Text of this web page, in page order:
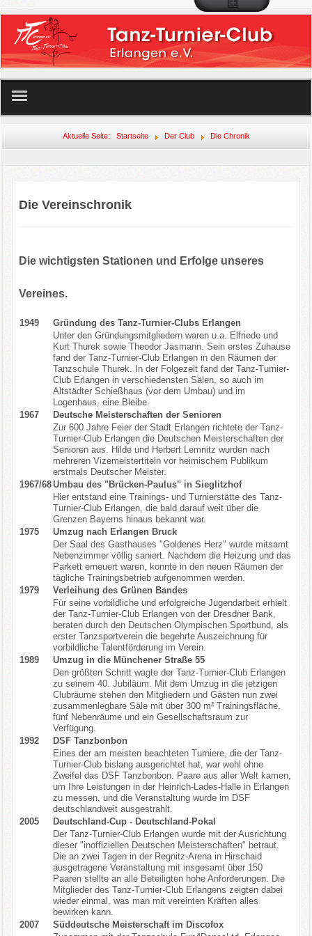
Der Club
Veranstaltungen
Links
Kontakt
Impressum/Datenschutz
Aktuelle Seite: Startseite Der Club Die Chronik
Die Vereinschronik
Die wichtigsten Stationen und Erfolge unseres
Vereines.
1949
Gründung des Tanz-Turnier-Clubs Erlangen
Unter den Gründungsmitgliedern waren u.a. Elfriede und
Kurt Thurek sowie Theodor Jasmann. Sein erstes Zuhause
fand der Tanz-Turnier-Club Erlangen in den Räumen der
Tanzschule Thurek. In der Folgezeit fand der Tanz-Turnier-
Club Erlangen in verschiedensten Sälen, so auch im
Altstädter Schießhaus (vor dem Umbau) und im
Logenhaus, eine Bleibe.
1967
Deutsche Meisterschaften der Senioren
Zur 600 Jahre Feier der Stadt Erlangen richtete der Tanz-
Turnier-Club Erlangen die Deutschen Meisterschaften der
Senioren aus. Hilde und Herbert Lemnitz wurden nach
mehreren Vizemeistertiteln vor heimischem Publikum
erstmals Deutscher Meister.
1967/68Umbau des "Brücken-Paulus" in Sieglitzhof
Hier entstand eine Trainings- und Turnierstätte des Tanz-
Turnier-Club Erlangen, die bald darauf weit über die
Grenzen Bayerns hinaus bekannt war.
1975
Umzug nach Erlangen Bruck
Der Saal des Gasthauses "Goldenes Herz" wurde mitsamt
Nebenzimmer völlig saniert. Nachdem die Heizung und das
Parkett erneuert waren, konnte in den neuen Räumen der
tägliche Trainingsbetrieb aufgenommen werden.
1979
Verleihung des Grünen Bandes
Für seine vorbildliche und erfolgreiche Jugendarbeit erhielt
der Tanz-Turnier-Club Erlangen von der Dresdner Bank,
beraten durch den Deutschen Olympischen Sportbund, als
erster Tanzsportverein die begehrte Auszeichnung für
vorbildliche Talentförderung im Verein.
1989
Umzug in die Münchener Straße 55
Den größten Schritt wagte der Tanz-Turnier-Club Erlangen
zu seinem 40. Jubiläum. Mit dem Umzug in die jetzigen
Clubräume stehen den Mitgliedern und Gästen nun zwei
zusammenlegbare Säle mit über 300 m² Trainingsfläche,
fünf Nebenräume und ein Gesellschaftsraum zur
Verfügung.
1992
DSF Tanzbonbon
Eines der am meisten beachteten Turniere, die der Tanz-
Turnier-Club bislang ausgerichtet hat, war wohl ohne
Zweifel das DSF Tanzbonbon. Paare aus aller Welt kamen,
um Ihre Leistungen in der Heinrich-Lades-Halle in Erlangen
zu messen, und die Veranstaltung wurde im DSF
deutschlandweit ausgestrahlt.
2005
Deutschland-Cup - Deutschland-Pokal
Der Tanz-Turnier-Club Erlangen wurde mit der Ausrichtung
dieser "inoffiziellen Deutschen Meisterschaften" betraut.
Die an zwei Tagen in der Regnitz-Arena in Hirschaid
ausgetragene Veranstaltung mit insgesamt über 150
Paaren stellte an alle Beteiligten hohe Anforderungen. Die
Mitglieder des Tanz-Turnier-Club Erlangens zeigten dabei
wieder einmal, was man mit vereinten Kräften alles
bewirken kann.
2007
Süddeutsche Meisterschaft im Discofox